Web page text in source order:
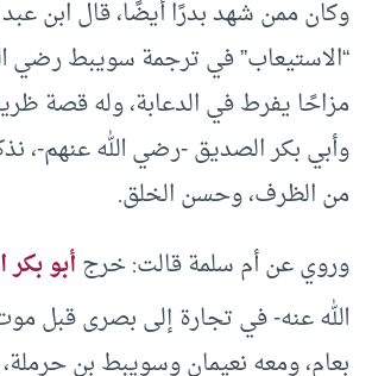
وكان ممن شهد بدرًا أيضًا، قال ابن
“الاستيعاب” في ترجمة سويبط رضي
مزاحًا يفرط في الدعابة، وله قصة
وأبي بكر الصديق -رضي الله عنهم-،
من الظرف، وحسن الخلق.
وروي عن أم سلمة قالت: خرجأبو
الله عنه- في تجارة إلى بصرى قبل
بعام، ومعه نعيمان وسويبط بن